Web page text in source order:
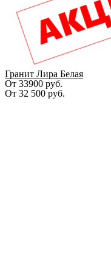
Гранит Лира Белая
От 33900 руб.
От 32 500 руб.